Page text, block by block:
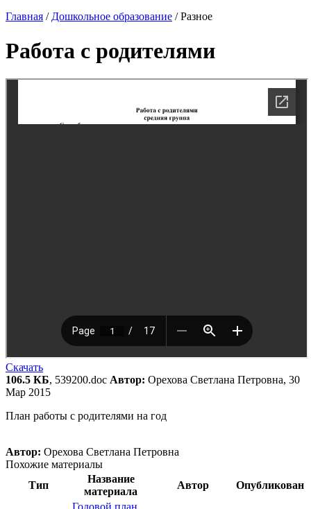
Главная / Дошкольное образование /Разное
Работа с родителями
Скачать
106.5 КБ, 539200.doc Автор: Орехова Светлана Петровна, 30
Мар 2015
План работы с родителями на год
Автор: Орехова Светлана Петровна
Похожие материалы
Тип
Название
материала
Автор
Опубликован